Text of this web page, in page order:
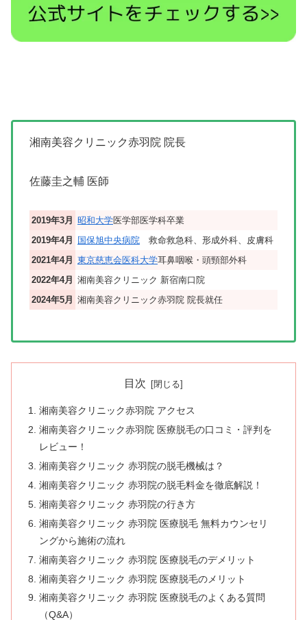
湘南美容クリニック赤羽院 院長
佐藤圭之輔 医師
2019年3月 昭和大学医学部医学科卒業
2019年4月
国保旭中央病院 救命救急科、形成外科、皮膚科
2021年4月 東京慈恵会医科大学耳鼻咽喉・頭頸部外科
2022年4月 湘南美容クリニック 新宿南口院
2024年5月 湘南美容クリニック赤羽院 院長就任
目次
湘南美容クリニック赤羽院 アクセス
湘南美容クリニック赤羽院 医療脱毛の口コミ・評判を
レビュー！
湘南美容クリニック 赤羽院の脱毛機械は？
湘南美容クリニック 赤羽院の脱毛料金を徹底解説！
湘南美容クリニック 赤羽院の行き方
湘南美容クリニック 赤羽院 医療脱毛 無料カウンセリ
ングから施術の流れ
湘南美容クリニック 赤羽院 医療脱毛のデメリット
湘南美容クリニック 赤羽院 医療脱毛のメリット
湘南美容クリニック 赤羽院 医療脱毛のよくある質問
（Q&A）